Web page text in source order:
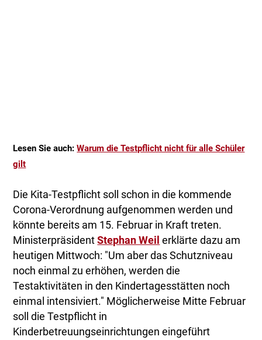
Lesen Sie auch:Warum die Testpflicht nicht für alle Schüler
gilt
Die Kita-Testpflicht soll schon in die kommende
Corona-Verordnung aufgenommen werden und
könnte bereits am 15. Februar in Kraft treten.
MinisterpräsidentStephan Weil erklärte dazu am
heutigen Mittwoch: "Um aber das Schutzniveau
noch einmal zu erhöhen, werden die
Testaktivitäten in den Kindertagesstätten noch
einmal intensiviert." Möglicherweise Mitte Februar
soll die Testpflicht in
Kinderbetreuungseinrichtungen eingeführt